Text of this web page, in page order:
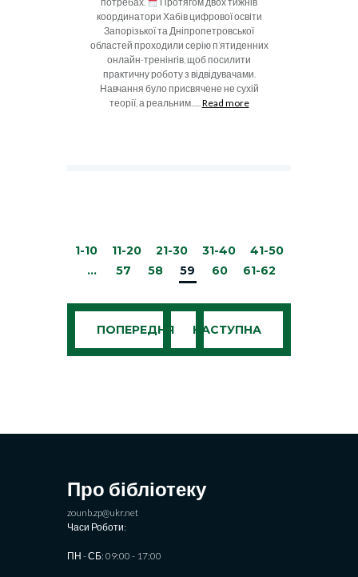
координатори Хабів цифрової освіти
Запорізької та Дніпропетровської
областей проходили серію п’ятиденних
онлайн-тренінгів, щоб посилити
практичну роботу з відвідувачами.
Навчання було присвячене не сухій
теорії, а реальним......Read more
ПОПЕРЕДНЯ
1-10 11-20 21-30 31-40
41-50
…
57 58 59 60 61-62
НАСТУПНА
Про бібліотеку
zounb.zp@ukr.net
Часи Роботи:
ПН - СБ: 09:00 - 17:00